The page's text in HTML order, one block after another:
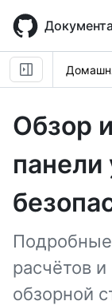
main
content
Обзор
панели
расчётов
обзорной